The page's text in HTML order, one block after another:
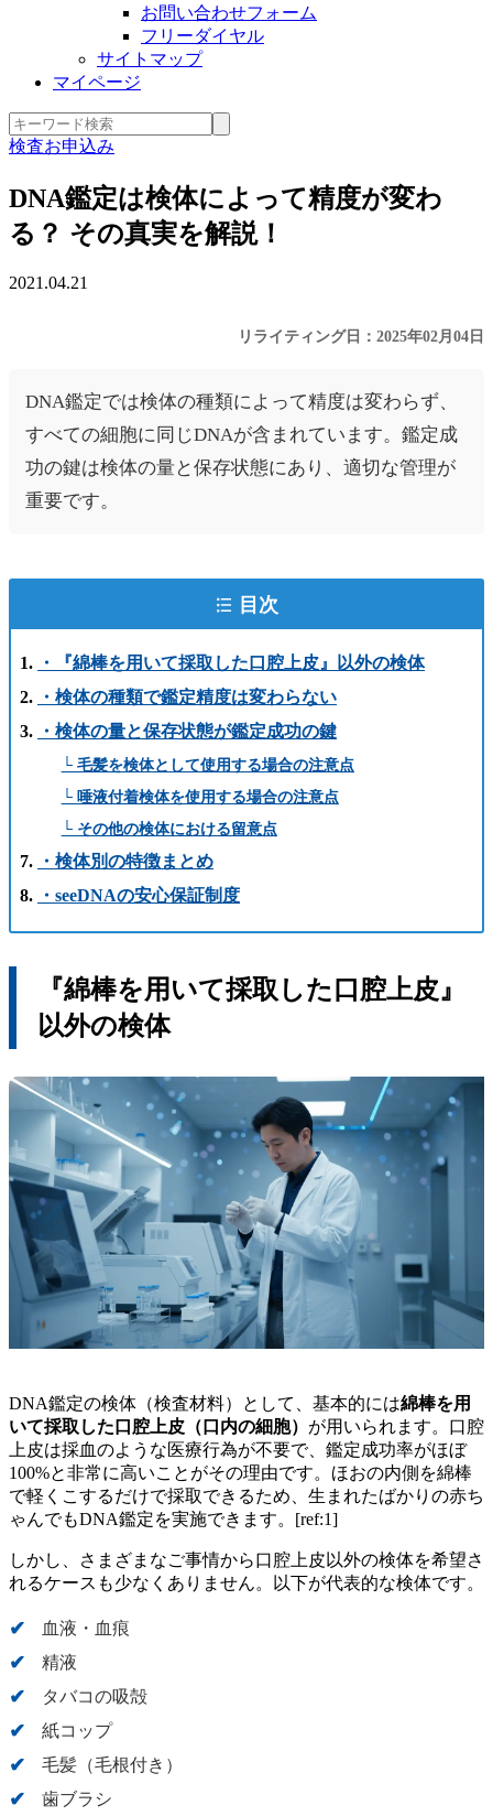
お問い合わせフォーム
フリーダイヤル
サイトマップ
マイページ
検査お申込み
DNA鑑定は検体によって精度が変わ
る？ その真実を解説！
2021.04.21
リライティング日：2025年02月04日
DNA鑑定では検体の種類によって精度は変わらず、
すべての細胞に同じDNAが含まれています。鑑定成
功の鍵は検体の量と保存状態にあり、適切な管理が
重要です。
目次
・『綿棒を用いて採取した口腔上皮』以外の検体
・検体の種類で鑑定精度は変わらない
・検体の量と保存状態が鑑定成功の鍵
└ 毛髪を検体として使用する場合の注意点
└ 唾液付着検体を使用する場合の注意点
└ その他の検体における留意点
・検体別の特徴まとめ
・seeDNAの安心保証制度
『綿棒を用いて採取した口腔上皮』
以外の検体
DNA鑑定の検体（検査材料）として、基本的には綿棒を用
いて採取した口腔上皮（口内の細胞） が用いられます。口腔
上皮は採血のような医療行為が不要で、鑑定成功率がほぼ
100%と非常に高いことがその理由です。ほおの内側を綿棒
で軽くこするだけで採取できるため、生まれたばかりの赤ち
ゃんでもDNA鑑定を実施できます。[ref:1]
しかし、さまざまなご事情から口腔上皮以外の検体を希望さ
れるケースも少なくありません。以下が代表的な検体です。
血液・血痕
精液
タバコの吸殻
紙コップ
毛髪（毛根付き）
歯ブラシ